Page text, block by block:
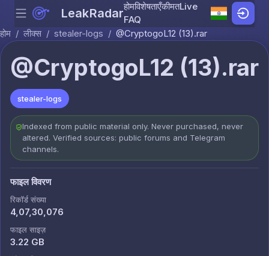
Skip to content
Menu LeakRadarहोमविशेषताएँकीमतLive
FAQ
होम / लीक्स / stealer-logs / @CryptogoL12 (13).rar
@CryptogoL12 (13).rar
stealer-logs
Indexed from public material only. Never purchased, never
altered. Verified sources: public forums and Telegram
channels.
फाइल विवरण
रिकॉर्ड संख्या
4,07,30,076
फाइल साइज़
3.22 GB